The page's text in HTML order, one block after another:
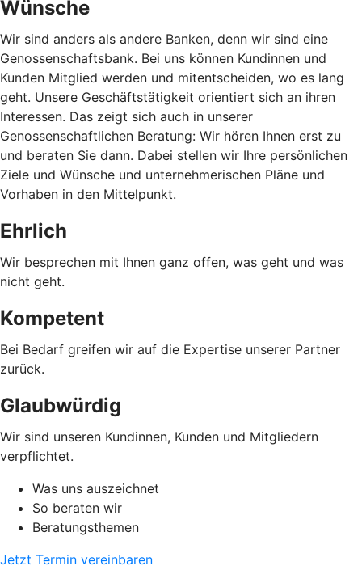
Wünsche
Wir sind anders als andere Banken, denn wir sind eine
Genossenschaftsbank. Bei uns können Kundinnen und
Kunden Mitglied werden und mitentscheiden, wo es lang
geht. Unsere Geschäftstätigkeit orientiert sich an ihren
Interessen. Das zeigt sich auch in unserer
Genossenschaftlichen Beratung: Wir hören Ihnen erst zu
und beraten Sie dann. Dabei stellen wir Ihre persönlichen
Ziele und Wünsche und unternehmerischen Pläne und
Vorhaben in den Mittelpunkt.
Ehrlich
Wir besprechen mit Ihnen ganz offen, was geht und was
nicht geht.
Kompetent
Bei Bedarf greifen wir auf die Expertise unserer Partner
zurück.
Glaubwürdig
Wir sind unseren Kundinnen, Kunden und Mitgliedern
verpflichtet.
Was uns auszeichnet
So beraten wir
Beratungsthemen
Jetzt Termin vereinbaren